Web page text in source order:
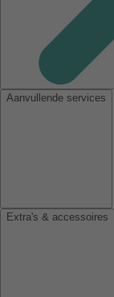
Aanvullende services
Extra's & accessoires